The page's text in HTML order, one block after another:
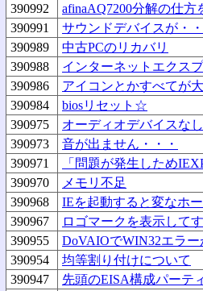
390992
afinaAQ7200分解の仕方
390991
サウンドデバイスが・・
390989
中古PCのリカバリ
390988
インターネットエクス
390986
アイコンとかすべてが
390984
biosリセット☆
390975
オーディオデバイスな
390973
音が出ません・・・
390971
「問題が発生しため
390970
メモリ不足
390968
IEを起動すると変なホ
390967
ロゴマークを表示して
390955
DoVAIOでWIN32エラー
390954
均等割り付けについて
390947
先頭のEISA構成パーテ